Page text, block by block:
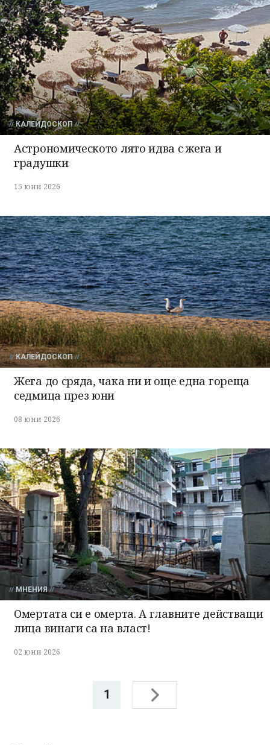
КАЛЕЙДОСКОП
Астрономическото лято идва с жега и
градушки
15 юни 2026
КАЛЕЙДОСКОП
Жега до сряда, чака ни и още една гореща
седмица през юни
08 юни 2026
МНЕНИЯ
Омертата си е омерта. А главните действащи
лица винаги са на власт!
02 юни 2026
1